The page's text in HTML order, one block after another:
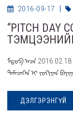
2016-09-17
“PITCH DAY
ᠮᠲᠦᠫ ᠠᠴᠠ
ᠲᠡᠮᠡᠴᠡᠭᠡᠨ ᠢ ᠵᠣᠬᠢᠶᠠᠨ
ДЭЛГЭРЭНГҮЙ